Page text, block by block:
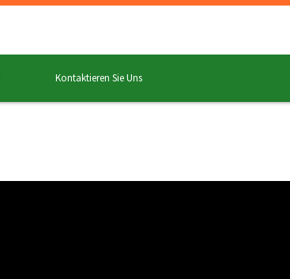
Kontaktieren Sie Uns